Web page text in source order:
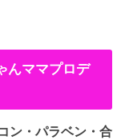
んママプロデ
ン・パラベン・合